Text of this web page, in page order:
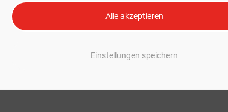
Alle akzeptieren
Einstellungen speichern
Prozessor-Kühlung, die zum Versagen von wichtigen